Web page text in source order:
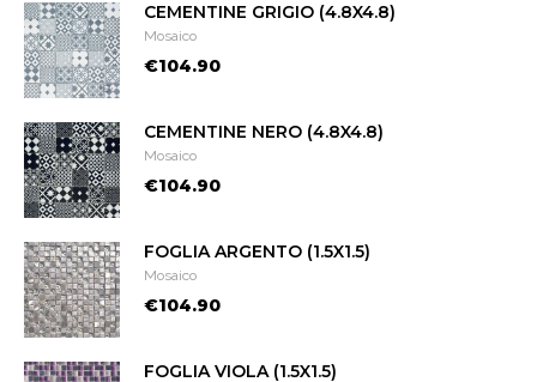
CEMENTINE GRIGIO (4.8X4.8)
Mosaico
€104.90
CEMENTINE NERO (4.8X4.8)
Mosaico
€104.90
FOGLIA ARGENTO (1.5X1.5)
Mosaico
€104.90
FOGLIA VIOLA (1.5X1.5)